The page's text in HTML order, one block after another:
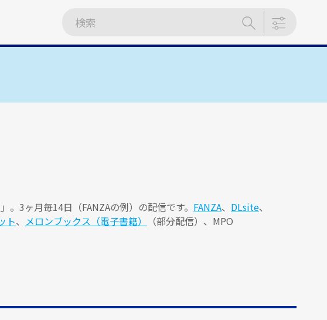
3ヶ月毎14日（FANZAの例）の配信です。 FANZA、 DLsite、
ト、 メロンブックス（電子書籍）
（部分配信）、MPO